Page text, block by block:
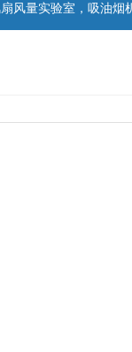
，吸油烟机空气性能试验装置，吸油烟机气味